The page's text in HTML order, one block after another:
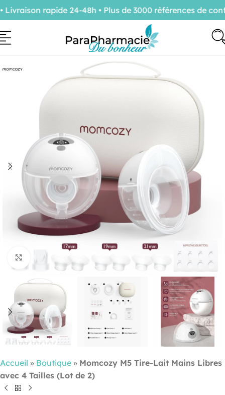
Cliquez pour agrandir
Accueil » Boutique » Momcozy M5 Tire-Lait Mains Libres
avec 4 Tailles (Lot de 2)
rapide 24-48h • Plus de 3000 références de